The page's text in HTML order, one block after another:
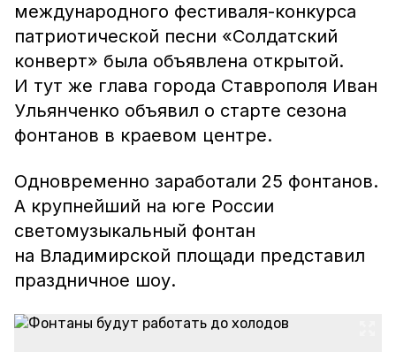
международного фестиваля-конкурса
патриотической песни «Солдатский
конверт» была объявлена открытой.
И тут же глава города Ставрополя Иван
Ульянченко объявил о старте сезона
фонтанов в краевом центре.
Одновременно заработали 25 фонтанов.
А крупнейший на юге России
светомузыкальный фонтан
на Владимирской площади представил
праздничное шоу.